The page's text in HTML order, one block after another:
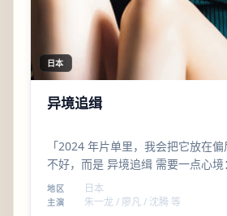
日本
异境追缉
「2024 年片单里，我会把它放在
不好，而是 异境追缉 需要一点心
沉，看完会想安静坐一会儿。
地区 日本
主演
朱一龙 / 廖凡 / 沈腾 等